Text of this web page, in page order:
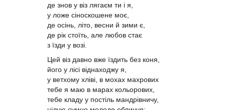
де знов у віз лягаєм ти і я,
у ложе сіноскошене моє,
де осінь, літо, весни й зими є,
де рік стоїть, але любов стає
з їзди у возі.
Цей віз давно вже їздить без коня,
його у лісі віднаходжу я,
у ветхому хліві, в мохах махрових
тебе я маю в марах кольорових,
тебе кладу у постіль мандрівничу,